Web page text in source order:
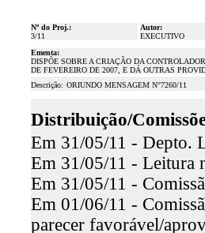
Nº do Proj.:
3/11
Autor:
EXECUTIVO
Ementa:
DISPÕE SOBRE A CRIAÇÃO DA
DE FEVEREIRO DE 2007, E DÁ OUTRAS
Descrição: ORIUNDO MENSAGEM N°7260/11
Distribuição/
Em 31/05/11 - Depto.
Em 31/05/11 - Leitura
Em 31/05/11 -
Em 01/06/11 -
parecer favorável/